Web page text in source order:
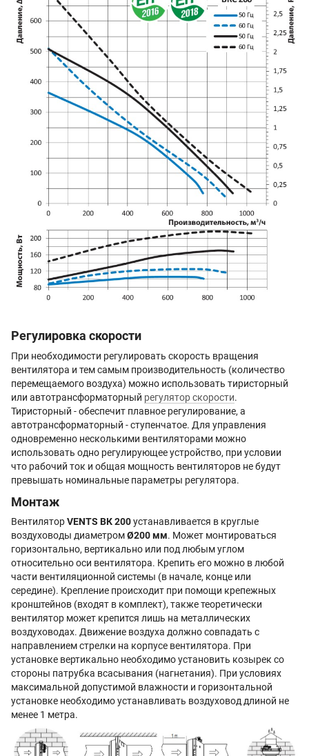
Регулировка скорости
При необходимости регулировать скорость вращения
вентилятора и тем самым производительность (количество
перемещаемого воздуха) можно использовать тиристорный
или автотрансформаторный регулятор скорости.
Тиристорный - обеспечит плавное регулирование, а
автотрансформаторный - ступенчатое. Для управления
одновременно несколькими вентиляторами можно
использовать одно регулирующее устройство, при условии
что рабочий ток и общая мощность вентиляторов не будут
превышать номинальные параметры регулятора.
Монтаж
ВентиляторVENTS ВК 200устанавливается в круглые
воздуховоды диаметромØ200 мм. Может монтироваться
горизонтально, вертикально или под любым углом
относительно оси вентилятора. Крепить его можно в любой
части вентиляционной системы (в начале, конце или
середине). Крепление происходит при помощи крепежных
кронштейнов (входят в комплект), также теоретически
вентилятор может крепится лишь на металлических
воздуховодах. Движение воздуха должно совпадать с
направлением стрелки на корпусе вентилятора. При
установке вертикально необходимо установить козырек со
стороны патрубка всасывания (нагнетания). При условиях
максимальной допустимой влажности и горизонтальной
установке необходимо устанавливать воздуховод длиной не
менее 1 метра.